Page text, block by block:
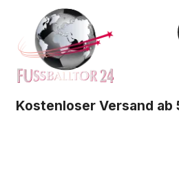
Zum Hauptinhalt springen
Kostenloser Versand ab